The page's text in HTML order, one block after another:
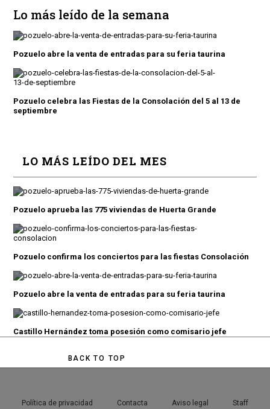
Lo más leído de la semana
Pozuelo abre la venta de entradas para su feria taurina
Pozuelo celebra las Fiestas de la Consolación del 5 al 13 de
septiembre
LO MÁS LEÍDO DEL MES
Pozuelo aprueba las 775 viviendas de Huerta Grande
Pozuelo confirma los conciertos para las fiestas Consolación
Pozuelo abre la venta de entradas para su feria taurina
Castillo Hernández toma posesión como comisario jefe
BACK TO TOP
Política de privacidad Contacta Aviso legal Staff